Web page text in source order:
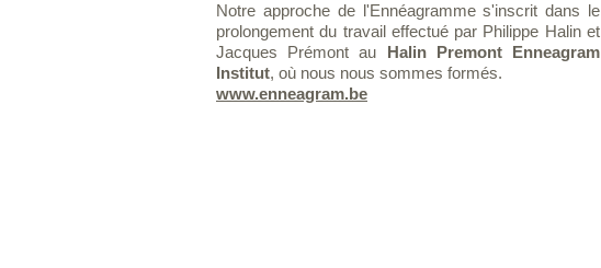
Notre approche de l'Ennéagramme s'inscrit dans le
prolongement du travail effectué par Philippe Halin et
Jacques Prémont au Halin Premont Enneagram
Institut, où nous nous sommes formés.
www.enneagram.be